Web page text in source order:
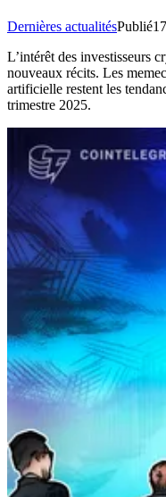
Dernières actualitésPublié
L’intérêt des investisseurs
nouveaux récits. Les
artificielle restent les
trimestre 2025.